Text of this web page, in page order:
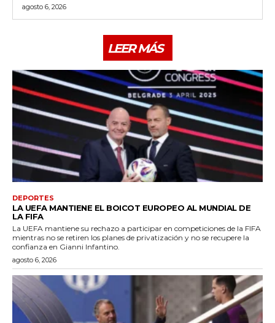
agosto 6, 2026
LEER MÁS
DEPORTES
LA UEFA MANTIENE EL BOICOT EUROPEO AL MUNDIAL DE
LA FIFA
La UEFA mantiene su rechazo a participar en competiciones de la FIFA
mientras no se retiren los planes de privatización y no se recupere la
confianza en Gianni Infantino.
agosto 6, 2026